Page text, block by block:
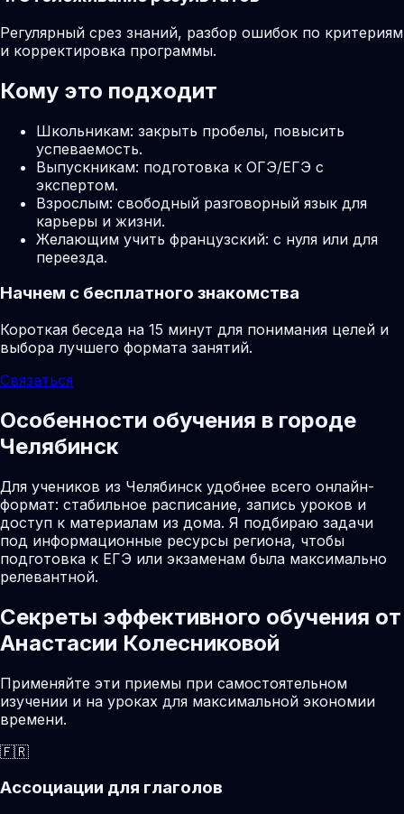
Регулярный срез знаний, разбор ошибок по критериям
и корректировка программы.
Кому это подходит
Школьникам: закрыть пробелы, повысить
успеваемость.
Выпускникам: подготовка к ОГЭ/ЕГЭ с
экспертом.
Взрослым: свободный разговорный язык для
карьеры и жизни.
Желающим учить французский: с нуля или для
переезда.
Начнем с бесплатного знакомства
Короткая беседа на 15 минут для понимания целей и
выбора лучшего формата занятий.
Связаться
Особенности обучения в городе
Челябинск
Для учеников из Челябинск удобнее всего онлайн-
формат: стабильное расписание, запись уроков и
доступ к материалам из дома. Я подбираю задачи
под информационные ресурсы региона, чтобы
подготовка к ЕГЭ или экзаменам была максимально
релевантной.
Секреты эффективного обучения от
Анастасии Колесниковой
Применяйте эти приемы при самостоятельном
изучении и на уроках для максимальной экономии
времени.
🇫🇷
Ассоциации для глаголов